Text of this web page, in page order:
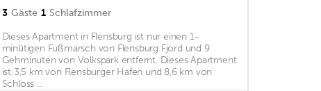
3 Gäste 1 Schlafzimmer
Dieses Apartment in Flensburg ist nur einen 1-
minütigen Fußmarsch von Flensburg Fjord und 9
Gehminuten von Volkspark entfernt. Dieses Apartment
ist 3,5 km von Flensburger Hafen und 8,6 km von
Schloss ...